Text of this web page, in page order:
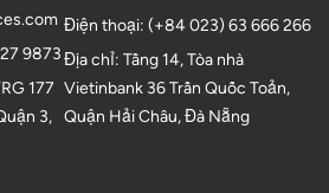
9873
177
3,
Điện thoại: (+84 023) 63 666 266
Địa chỉ: Tầng 14, Tòa nhà
Vietinbank 36 Trần Quốc Toản,
Quận Hải Châu, Đà Nẵng